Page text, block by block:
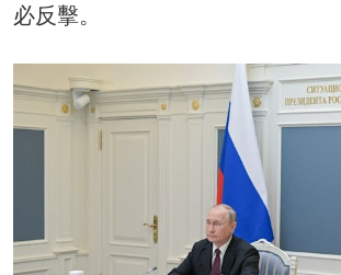
必反擊。